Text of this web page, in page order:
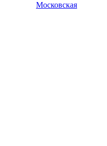
Московская